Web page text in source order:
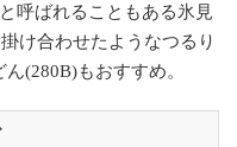
呼ばれることもある氷見
け合わせたようなつるり
(280B)もおすすめ。